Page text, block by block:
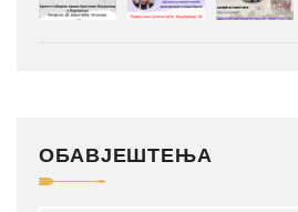
ОБАВЈЕШТЕЊА